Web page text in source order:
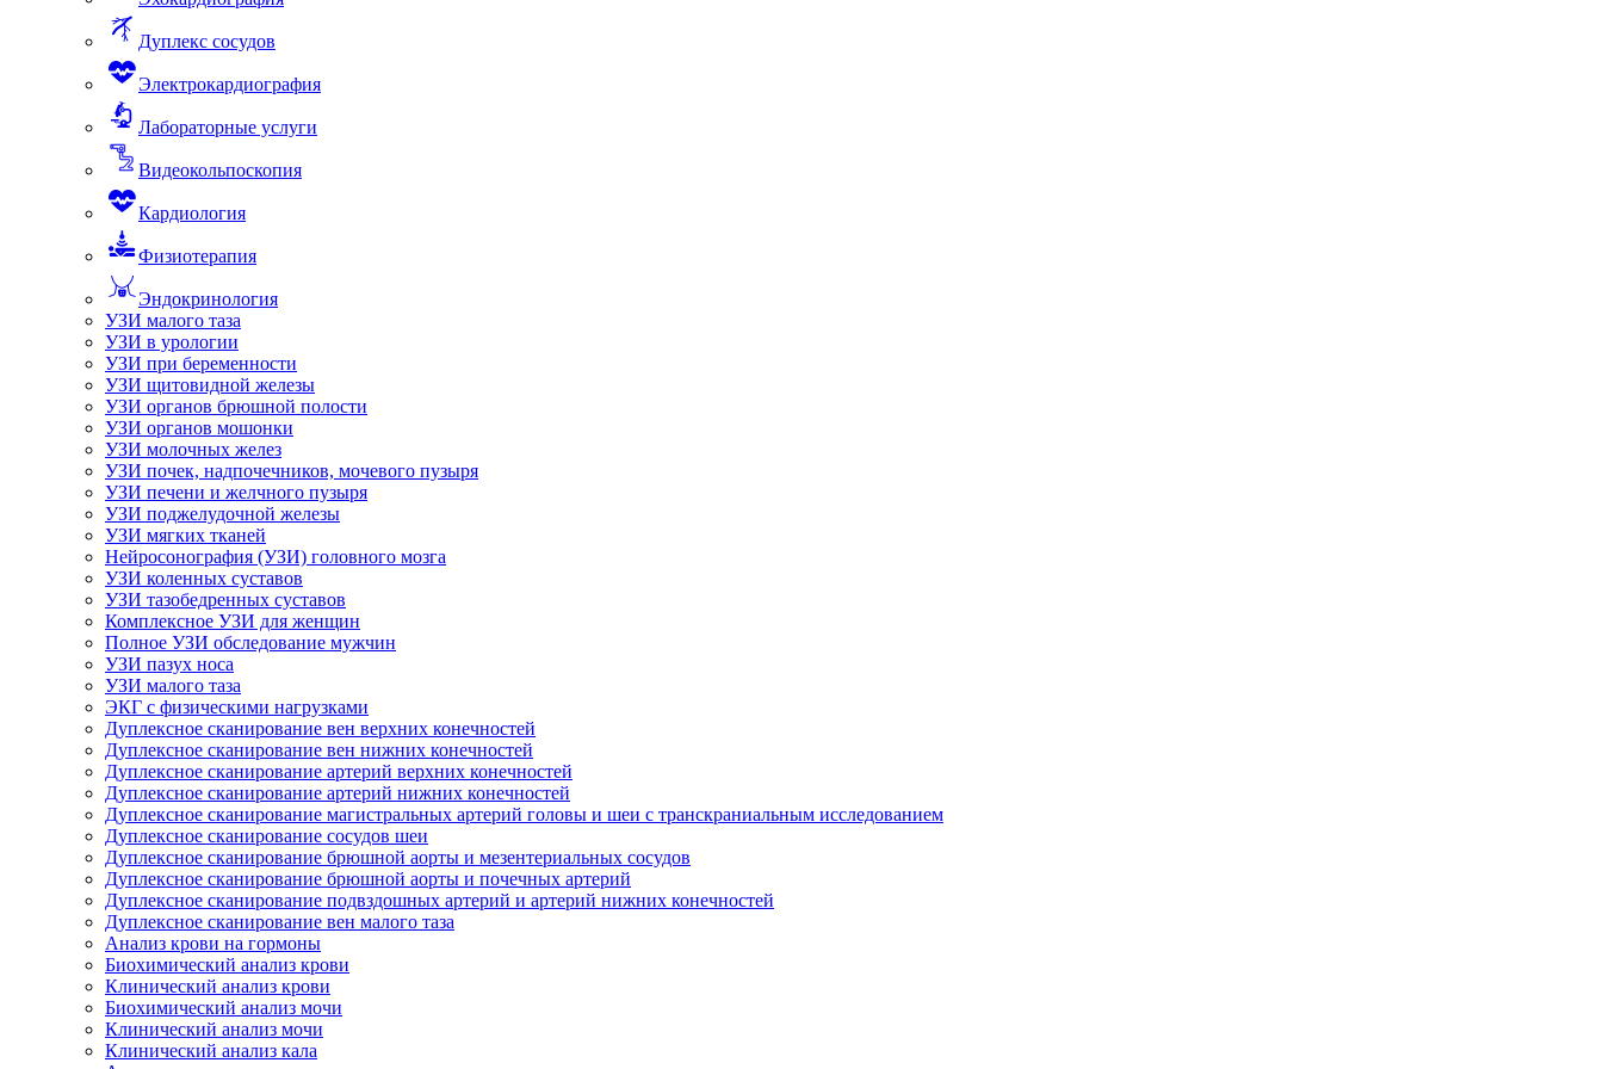
Дуплекс сосудов
Электрокардиография
Лабораторные услуги
Видеокольпоскопия
Кардиология
Физиотерапия
Эндокринология
УЗИ малого таза
УЗИ в урологии
УЗИ при беременности
УЗИ щитовидной железы
УЗИ органов брюшной полости
УЗИ органов мошонки
УЗИ молочных желез
УЗИ почек, надпочечников, мочевого пузыря
УЗИ печени и желчного пузыря
УЗИ поджелудочной железы
УЗИ мягких тканей
Нейросонография (УЗИ) головного мозга
УЗИ коленных суставов
УЗИ тазобедренных суставов
Комплексное УЗИ для женщин
Полное УЗИ обследование мужчин
УЗИ пазух носа
УЗИ малого таза
ЭКГ с физическими нагрузками
Дуплексное сканирование вен верхних конечностей
Дуплексное сканирование вен нижних конечностей
Дуплексное сканирование артерий верхних конечностей
Дуплексное сканирование артерий нижних конечностей
Дуплексное сканирование магистральных артерий головы и шеи с транскраниальным исследованием
Дуплексное сканирование сосудов шеи
Дуплексное сканирование брюшной аорты и мезентериальных сосудов
Дуплексное сканирование брюшной аорты и почечных артерий
Дуплексное сканирование подвздошных артерий и артерий нижних конечностей
Дуплексное сканирование вен малого таза
Анализ крови на гормоны
Биохимический анализ крови
Клинический анализ крови
Биохимический анализ мочи
Клинический анализ мочи
Клинический анализ кала